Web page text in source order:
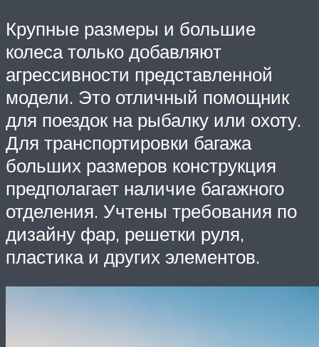
Крупные размеры и большие
колеса только добавляют
агрессивности представленной
модели. Это отличный помощник
для поездок на рыбалку или охоту.
Для транспортировки багажа
больших размеров конструкция
предполагает наличие багажного
отделения. Учтены требования по
дизайну фар, решетки руля,
пластика и других элементов.